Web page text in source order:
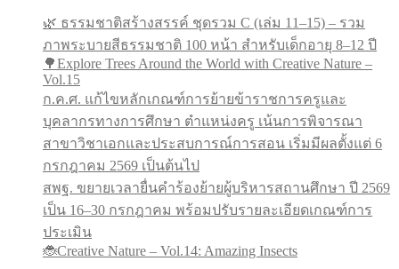
🌿 ธรรมชาติสร้างสรรค์ ชุดรวม C (เล่ม 11–15) – รวม
ภาพระบายสีธรรมชาติ 100 หน้า สำหรับเด็กอายุ 8–12 ปี
🌳Explore Trees Around the World with Creative Nature –
Vol.15
ก.ค.ศ. แก้ไขหลักเกณฑ์การย้ายข้าราชการครูและ
บุคลากรทางการศึกษา ตำแหน่งครู เน้นการพิจารณา
สาขาวิชาเอกและประสบการณ์การสอน เริ่มมีผลตั้งแต่ 6
กรกฎาคม 2569 เป็นต้นไป
สพฐ. ขยายเวลายื่นคำร้องย้ายผู้บริหารสถานศึกษา ปี 2569
เป็น 16–30 กรกฎาคม พร้อมปรับรายละเอียดเกณฑ์การ
ประเมิน
🐞Creative Nature – Vol.14: Amazing Insects